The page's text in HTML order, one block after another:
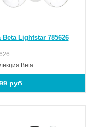
Beta Lightstar 785626
Beta
руб.